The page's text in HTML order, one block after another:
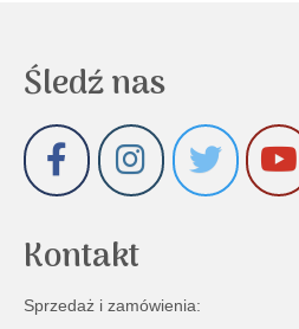
Śledź nas
Kontakt
Sprzedaż i zamówienia: